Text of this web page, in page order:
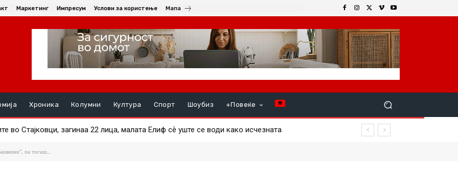
Маркетинг Импресум Услови за користење Мапа
Хроника Колумни Култура Спорт Шоубиз +Повеќе
Стајковци, загинаа 22 лица, малата Елиф сѐ уште се води како исчезната
евра грант за пругата кон Бугарија
па тогаш...